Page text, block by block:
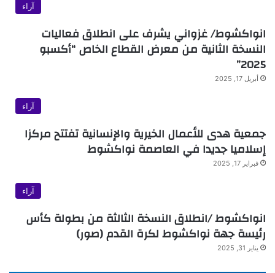
آراء
انواكشوط/ غزواني يشرف على انطلاق فعاليات
النسخة الثانية من معرض القطاع الخاص “أكسبو
2025”
أبريل 17, 2025
آراء
جمعية هدى للأعمال الخيرية والإنسانية تفتتح مركزا
إسلاميا جديدا في العاصمة نواكشوط
فبراير 17, 2025
آراء
انواكشوط /انطلاق النسخة الثالثة من بطولة كأس
رئيسة جهة نواكشوط لكرة القدم (صور)
يناير 31, 2025